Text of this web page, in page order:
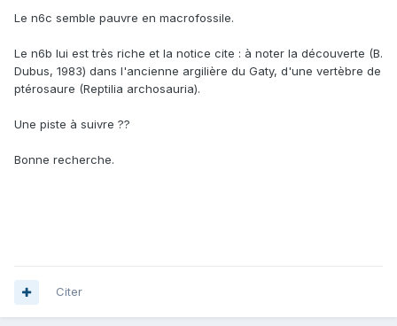
Le n6c semble pauvre en macrofossile.
Le n6b lui est très riche et la notice cite : à noter la découverte (B.
Dubus, 1983) dans l'ancienne argilière du Gaty, d'une vertèbre de
ptérosaure (Reptilia archosauria).
Une piste à suivre ??
Bonne recherche.
Citer